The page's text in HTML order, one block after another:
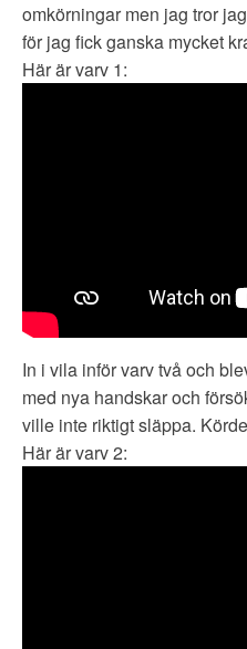
omkörningar men jag tror
för jag fick ganska mycket
Här är varv 1:
In i vila inför varv två och
med nya handskar och
ville inte riktigt släppa.
Här är varv 2: